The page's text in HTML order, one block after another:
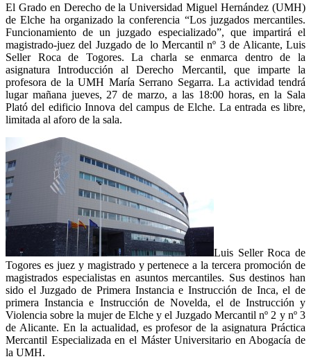
El Grado en Derecho de la Universidad Miguel Hernández (UMH)
de Elche ha organizado la conferencia “Los juzgados mercantiles.
Funcionamiento de un juzgado especializado”, que impartirá el
magistrado-juez del Juzgado de lo Mercantil nº 3 de Alicante, Luis
Seller Roca de Togores. La charla se enmarca dentro de la
asignatura Introducción al Derecho Mercantil, que imparte la
profesora de la UMH María Serrano Segarra. La actividad tendrá
lugar mañana jueves, 27 de marzo, a las 18:00 horas, en la Sala
Plató del edificio Innova del campus de Elche. La entrada es libre,
limitada al aforo de la sala.
Luis Seller Roca de
Togores es juez y magistrado y pertenece a la tercera promoción de
magistrados especialistas en asuntos mercantiles. Sus destinos han
sido el Juzgado de Primera Instancia e Instrucción de Inca, el de
primera Instancia e Instrucción de Novelda, el de Instrucción y
Violencia sobre la mujer de Elche y el Juzgado Mercantil nº 2 y nº 3
de Alicante. En la actualidad, es profesor de la asignatura Práctica
Mercantil Especializada en el Máster Universitario en Abogacía de
la UMH.